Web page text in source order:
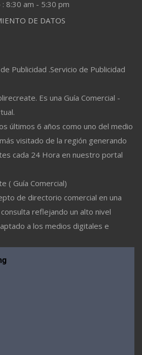
8:30 am - 5:30 pm
DE DATOS
Publicidad .Servicio de Publicidad
Es una Guía Comercial -
últimos 6 años como uno del medio
visitado de la región generando
cada 24 Hora en nuestro portal
( Guía Comercial)
de directorio comercial en una
reflejando un alto nivel
a los medios digitales e